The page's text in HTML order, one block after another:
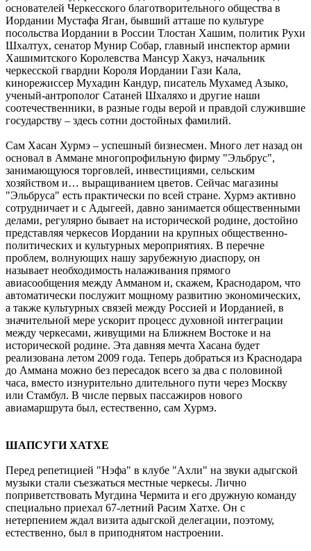
основателей Черкесского благотворительного общества в
Иордании Мустафа Яган, бывший атташе по культуре
посольства Иордании в России Тлостан Хашим, политик Рухи
Шхалтух, сенатор Мунир Собар, главный инспектор армии
Хашимитского Королевства Мансур Хакуз, начальник
черкесской гвардии Короля Иордании Гази Кала,
кинорежиссер Мухадин Кандур, писатель Мухамед Азыко,
ученый-антрополог Сатаней Шхаляхо и другие наши
соотечественники, в разные годы верой и правдой служившие
государству – здесь сотни достойных фамилий.
Сам Хасан Хурмэ – успешный бизнесмен. Много лет назад он
основал в Аммане многопрофильную фирму "Эльбрус",
занимающуюся торговлей, инвестициями, сельским
хозяйством и… выращиванием цветов. Сейчас магазины
"Эльбруса" есть практически по всей стране. Хурмэ активно
сотрудничает и с Адыгеей, давно занимается общественными
делами, регулярно бывает на исторической родине, достойно
представляя черкесов Иордании на крупных общественно-
политических и культурных мероприятиях. В перечне
проблем, волнующих нашу зарубежную диаспору, он
называет необходимость налаживания прямого
авиасообщения между Амманом и, скажем, Краснодаром, что
автоматически послужит мощному развитию экономических,
а также культурных связей между Россией и Иорданией, в
значительной мере ускорит процесс духовной интеграции
между черкесами, живущими на Ближнем Востоке и на
исторической родине. Эта давняя мечта Хасана будет
реализована летом 2009 года. Теперь добраться из Краснодара
до Аммана можно без пересадок всего за два с половиной
часа, вместо изнурительно длительного пути через Москву
или Стамбул. В числе первых пассажиров нового
авиамаршрута был, естественно, сам Хурмэ.
ШАПСУГИ ХАТХЕ
Перед репетицией "Нэфа" в клубе "Ахли" на звуки адыгской
музыки стали съезжаться местные черкесы. Лично
поприветствовать Мугдина Чермита и его дружную команду
специально приехал 67-летний Расим Хатхе. Он с
нетерпением ждал визита адыгской делегации, поэтому,
естественно, был в приподнятом настроении.